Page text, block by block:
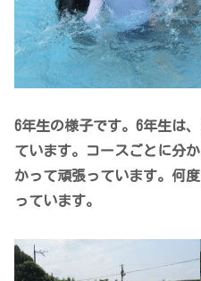
6年生の様子です。6年生は
ています。コースごとに分
かって頑張っています。何
っています。